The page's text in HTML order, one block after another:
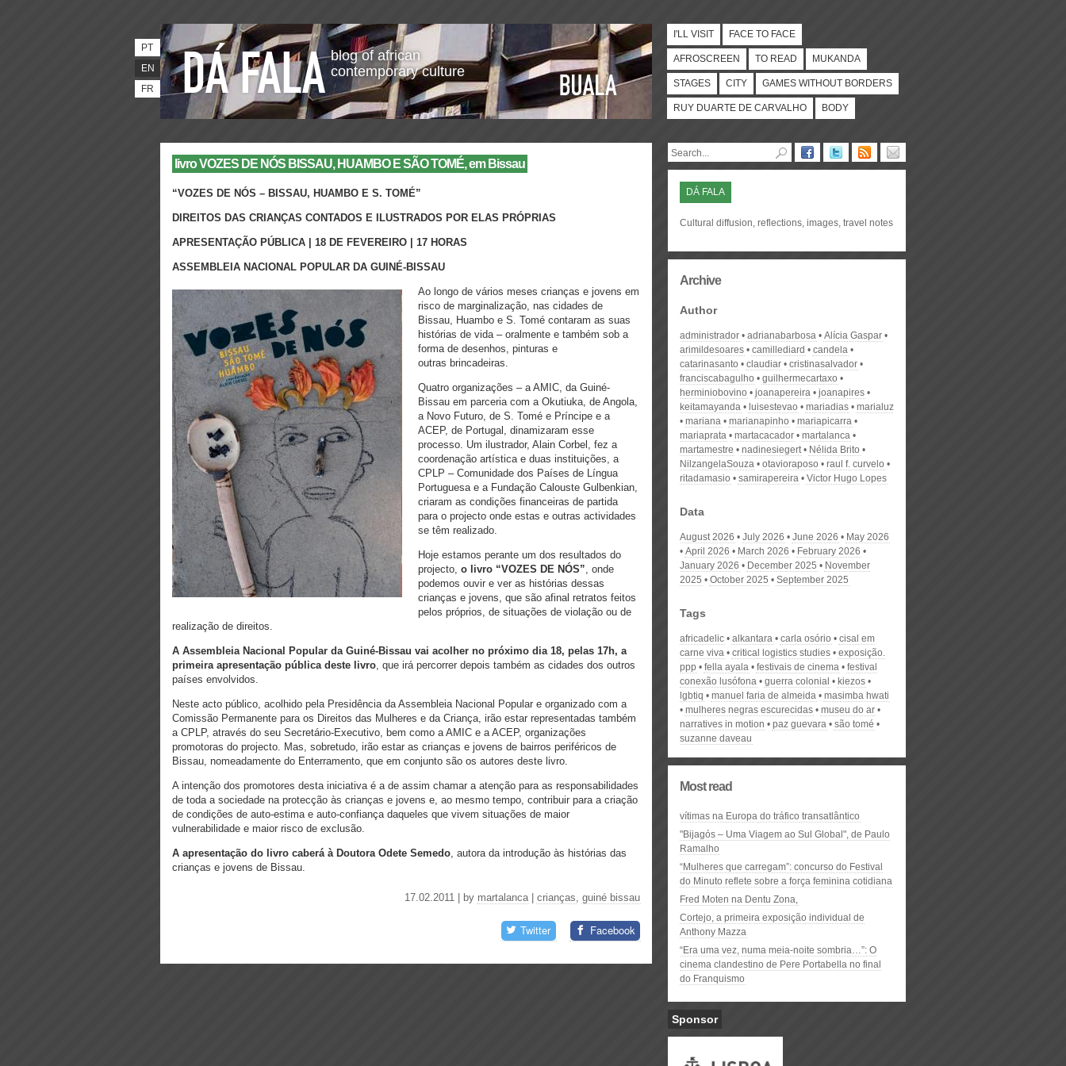
blog of african
contemporary culture
PT
EN
FR
I'LL VISIT FACE TO FACE
AFROSCREEN TO READ MUKANDA
STAGES CITY GAMES WITHOUT BORDERS
RUY DUARTE DE CARVALHO BODY
livro VOZES DE NÓS BISSAU, HUAMBO E SÃO TOMÉ, em Bissau
“VOZES DE NÓS – BISSAU, HUAMBO E S. TOMÉ”
DIREITOS DAS CRIANÇAS CONTADOS E ILUSTRADOS POR ELAS PRÓPRIAS
APRESENTAÇÃO PÚBLICA | 18 DE FEVEREIRO | 17 HORAS
ASSEMBLEIA NACIONAL POPULAR DA GUINÉ-BISSAU
Ao longo de vários meses crianças e jovens em
risco de marginalização, nas cidades de
Bissau, Huambo e S. Tomé contaram as suas
histórias de vida – oralmente e também sob a
forma de desenhos, pinturas e
outras brincadeiras.
Quatro organizações – a AMIC, da Guiné-
Bissau em parceria com a Okutiuka, de Angola,
a Novo Futuro, de S. Tomé e Príncipe e a
ACEP, de Portugal, dinamizaram esse
processo. Um ilustrador, Alain Corbel, fez a
coordenação artística e duas instituições, a
CPLP – Comunidade dos Países de Língua
Portuguesa e a Fundação Calouste Gulbenkian,
criaram as condições financeiras de partida
para o projecto onde estas e outras actividades
se têm realizado.
Hoje estamos perante um dos resultados do
projecto, o livro “VOZES DE NÓS”, onde
podemos ouvir e ver as histórias dessas
crianças e jovens, que são afinal retratos feitos
pelos próprios, de situações de violação ou de
realização de direitos.
A Assembleia Nacional Popular da Guiné-Bissau vai acolher no próximo dia 18, pelas 17h, a
primeira apresentação pública deste livro, que irá percorrer depois também as cidades dos outros
países envolvidos.
Neste acto público, acolhido pela Presidência da Assembleia Nacional Popular e organizado com a
Comissão Permanente para os Direitos das Mulheres e da Criança, irão estar representadas também
a CPLP, através do seu Secretário-Executivo, bem como a AMIC e a ACEP, organizações
promotoras do projecto. Mas, sobretudo, irão estar as crianças e jovens de bairros periféricos de
Bissau, nomeadamente do Enterramento, que em conjunto são os autores deste livro.
A intenção dos promotores desta iniciativa é a de assim chamar a atenção para as responsabilidades
de toda a sociedade na protecção às crianças e jovens e, ao mesmo tempo, contribuir para a criação
de condições de auto-estima e auto-confiança daqueles que vivem situações de maior
vulnerabilidade e maior risco de exclusão.
A apresentação do livro caberá à Doutora Odete Semedo, autora da introdução às histórias das
crianças e jovens de Bissau.
17.02.2011 | by martalanca| crianças, guiné bissau
Twitter Facebook
DÁ FALA
Cultural diffusion, reflections, images, travel notes
Archive
Author
administrador adrianabarbosa
Alícia Gaspar
arimildesoares
camillediard
candela
catarinasanto
claudiar
cristinasalvador
franciscabagulho
guilhermecartaxo
herminiobovino
joanapereira
joanapires
keitamayanda
luisestevao mariadias
marialuz
mariana
marianapinho
mariapicarra
mariaprata
martacacador
martalanca
martamestre
nadinesiegert
Nélida Brito
NilzangelaSouza
otavioraposo
raul f. curvelo
ritadamasio
samirapereira Victor Hugo Lopes
Data
August 2026 July 2026 June 2026
May 2026
April 2026
March 2026
February 2026
January 2026
December 2025
November
2025
October 2025 September 2025
Tags
africadelic alkantara carla osório
cisal em
carne viva
critical logistics studies
exposição.
ppp
fella ayala festivais de cinema
festival
conexão lusófona
guerra colonial
kiezos
lgbtiq
manuel faria de almeida
masimba hwati
mulheres negras escurecidas
museu do ar
narratives in motion
paz guevara
são tomé
suzanne daveau
Most read
vítimas na Europa do tráfico transatlântico
"Bijagós – Uma Viagem ao Sul Global", de Paulo
Ramalho
“Mulheres que carregam”: concurso do Festival
do Minuto reflete sobre a força feminina cotidiana
Fred Moten na Dentu Zona,
Cortejo, a primeira exposição individual de
Anthony Mazza
“Era uma vez, numa meia-noite sombria…”: O
cinema clandestino de Pere Portabella no final
do Franquismo
Sponsor